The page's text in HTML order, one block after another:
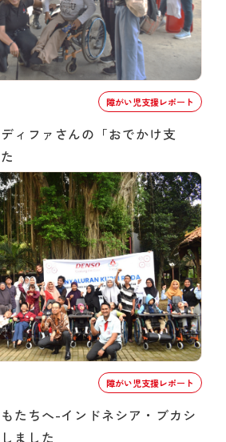
障がい児支援レポート
ィファさんの「おでかけ支
障がい児支援レポート
たちへ-インドネシア・ブカシ
ました